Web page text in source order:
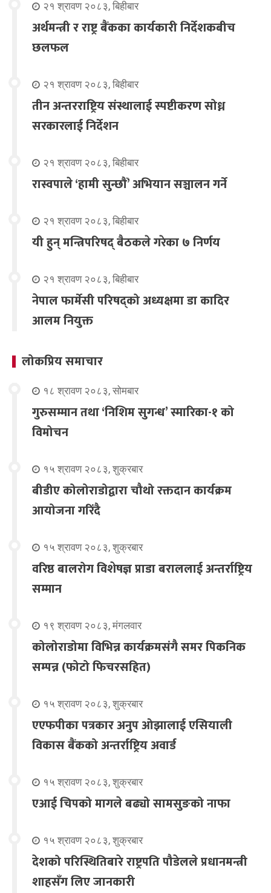
२१ श्रावण २०८३, बिहीबार
अर्थमन्त्री र राष्ट्र बैंकका कार्यकारी निर्देशकबीच
छलफल
२१ श्रावण २०८३, बिहीबार
तीन अन्तरराष्ट्रिय संस्थालाई स्पष्टीकरण सोध्न
सरकारलाई निर्देशन
२१ श्रावण २०८३, बिहीबार
रास्वपाले ‘हामी सुन्छौँ’ अभियान सञ्चालन गर्ने
२१ श्रावण २०८३, बिहीबार
यी हुन् मन्त्रिपरिषद् बैठकले गरेका ७ निर्णय
२१ श्रावण २०८३, बिहीबार
नेपाल फार्मेसी परिषद्को अध्यक्षमा डा कादिर
आलम नियुक्त
लोकप्रिय समाचार
१८ श्रावण २०८३, सोमबार
गुरुसम्मान तथा ‘निशिम सुगन्ध’ स्मारिका-१ को
विमोचन
१५ श्रावण २०८३, शुक्रबार
बीडीए कोलोराडोद्वारा चौथो रक्तदान कार्यक्रम
आयोजना गरिंदै
१५ श्रावण २०८३, शुक्रबार
वरिष्ठ बालरोग विशेषज्ञ प्राडा बराललाई अन्तर्राष्ट्रिय
सम्मान
१९ श्रावण २०८३, मंगलवार
कोलोराडोमा विभिन्न कार्यक्रमसंगै समर पिकनिक
सम्पन्न (फोटो फिचरसहित)
१५ श्रावण २०८३, शुक्रबार
एएफपीका पत्रकार अनुप ओझालाई एसियाली
विकास बैंकको अन्तर्राष्ट्रिय अवार्ड
१५ श्रावण २०८३, शुक्रबार
एआई चिपको मागले बढ्यो सामसुङको नाफा
१५ श्रावण २०८३, शुक्रबार
देशको परिस्थितिबारे राष्ट्रपति पौडेलले प्रधानमन्त्री
शाहसँग लिए जानकारी